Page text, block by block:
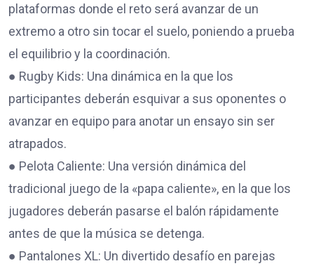
plataformas donde el reto será avanzar de un
extremo a otro sin tocar el suelo, poniendo a prueba
el equilibrio y la coordinación.
● Rugby Kids: Una dinámica en la que los
participantes deberán esquivar a sus oponentes o
avanzar en equipo para anotar un ensayo sin ser
atrapados.
● Pelota Caliente: Una versión dinámica del
tradicional juego de la «papa caliente», en la que los
jugadores deberán pasarse el balón rápidamente
antes de que la música se detenga.
● Pantalones XL: Un divertido desafío en parejas